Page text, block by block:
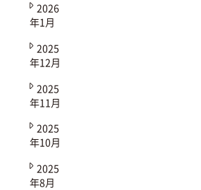
2026
年1月
2025
年12月
2025
年11月
2025
年10月
2025
年8月